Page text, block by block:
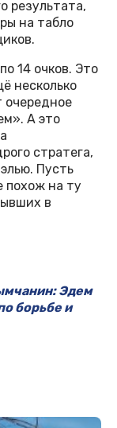
результата,
на табло
14 очков. Это
несколько
А это
стратега,
Пусть
похож на ту
в
Эдем
борьбе и